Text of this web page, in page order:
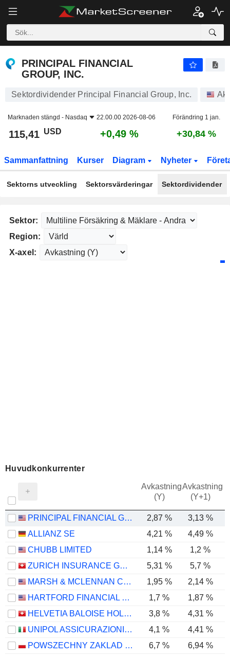
PRINCIPAL FINANCIAL
GROUP, INC.
Sektordividender Principal Financial Group, Inc.
Marknaden stängd - Nasdaq 22.00.00 2026-08-06 Förändring 1 jan.
115,41 USD +0,49 % +30,84 %
Sammanfattning Kurser Diagram Nyheter
Sektorns utveckling Sektorsvärderingar Sektordividender
Sektor:
Region:
X-axel:
Huvudkonkurrenter
Avkastning
(Y)
Avkastning
(Y+1)
PRINCIPAL FINANCIAL GROUP, INC. 2,87 % 3,13 %
ALLIANZ SE
4,21 % 4,49 %
CHUBB LIMITED
1,14 % 1,2 %
ZURICH INSURANCE GROUP LTD
5,31 % 5,7 %
MARSH & MCLENNAN COMPANIES
1,95 % 2,14 %
HARTFORD FINANCIAL SERVICES GROUP (THE), INC.
1,7 % 1,87 %
HELVETIA BALOISE HOLDING AG
3,8 % 4,31 %
UNIPOL ASSICURAZIONI S.P.A.
4,1 % 4,41 %
POWSZECHNY ZAKLAD UBEZPIECZE? SPÓLKA AKCYJNA
6,7 % 6,94 %